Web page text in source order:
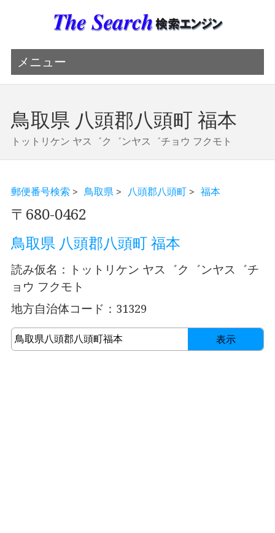
メニュー
鳥取県 八頭郡八頭町 福本
トットリケン ヤス゛ク゛ンヤス゛チョウ フクモト
郵便番号検索 > 鳥取県 > 八頭郡八頭町> 福本
〒680-0462
鳥取県 八頭郡八頭町 福本
読み仮名：トットリケン ヤス゛ク゛ンヤス゛チ
ョウ フクモト
地方自治体コード：31329
表示